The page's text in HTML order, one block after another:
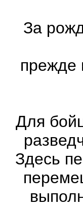
За
прежде
Для
Здесь